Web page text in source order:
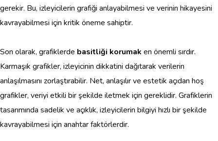
gerekir. Bu, izleyicilerin grafiği anlayabilmesi ve verinin hikayesini
kavrayabilmesi için kritik öneme sahiptir.
Son olarak, grafiklerde basitliği korumak en önemli sırdır.
Karmaşık grafikler, izleyicinin dikkatini dağıtarak verilerin
anlaşılmasını zorlaştırabilir. Net, anlaşılır ve estetik açıdan hoş
grafikler, veriyi etkili bir şekilde iletmek için gereklidir. Grafiklerin
tasarımında sadelik ve açıklık, izleyicilerin bilgiyi hızlı bir şekilde
kavrayabilmesi için anahtar faktörlerdir.